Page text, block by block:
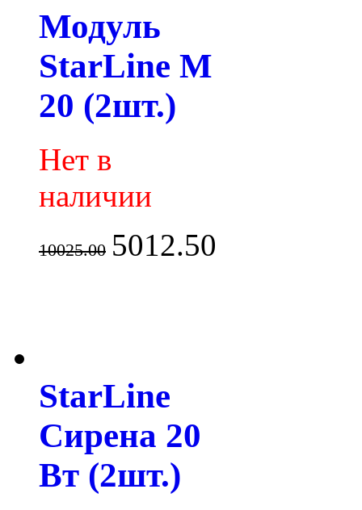
Модуль
StarLine M
20 (2шт.)
Нет в
наличии
10025.00 5012.50
StarLine
Сирена 20
Вт (2шт.)